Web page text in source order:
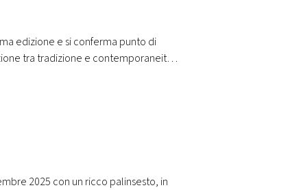
edizione e si conferma punto di
tra tradizione e contemporaneità
partecipazione e diffusione.
2025 con un ricco palinsesto, in